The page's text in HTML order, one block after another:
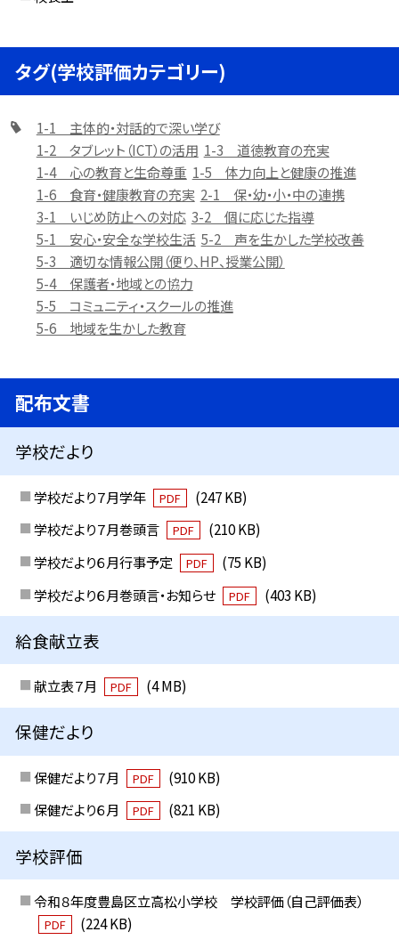
タグ(学校評価カテゴリー)
1-1 主体的・対話的で深い学び
1-2 タブレット（ICT）の活用 1-3 道徳教育の充実
1-4 心の教育と生命尊重 1-5 体力向上と健康の推進
1-6 食育・健康教育の充実 2-1 保・幼・小・中の連携
3-1 いじめ防止への対応 3-2 個に応じた指導
5-1 安心・安全な学校生活 5-2 声を生かした学校改善
5-3 適切な情報公開（便り、HP、授業公開）
5-4 保護者・地域との協力
5-5 コミュニティ・スクールの推進
5-6 地域を生かした教育
配布文書
学校だより
学校だより７月学年 PDF
(247 KB)
学校だより７月巻頭言
PDF
(210 KB)
学校だより６月行事予定
PDF
(75 KB)
学校だより６月巻頭言・お知らせ
PDF (403 KB)
給食献立表
献立表７月 PDF (4 MB)
保健だより
保健だより７月 PDF
(910 KB)
保健だより６月
PDF (821 KB)
学校評価
令和８年度豊島区立高松小学校 学校評価（自己評価表）
PDF (224 KB)